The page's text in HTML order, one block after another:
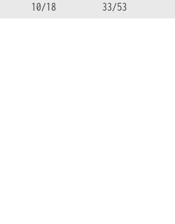
10/18 33/53